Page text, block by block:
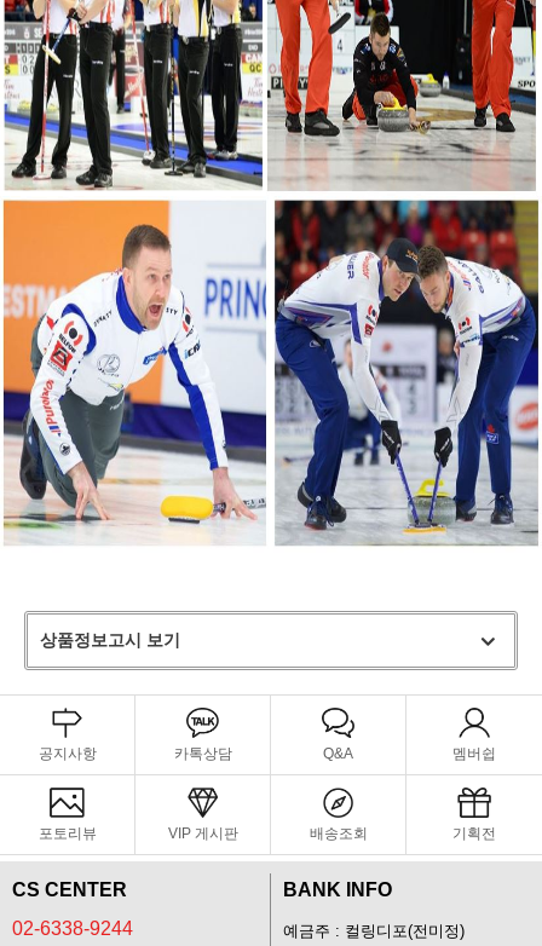
상품정보고시 보기
공지사항 카톡상담 Q&A 멤버쉽
포토리뷰 VIP 게시판 배송조회 기획전
CS CENTER
02-6338-9244
BANK INFO
예금주 : 컬링디포(전미정)